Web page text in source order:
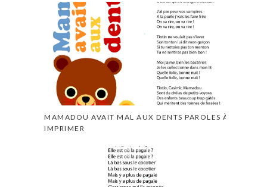
MAMADOU AVAIT MAL AUX DENTS PAROLES À
IMPRIMER